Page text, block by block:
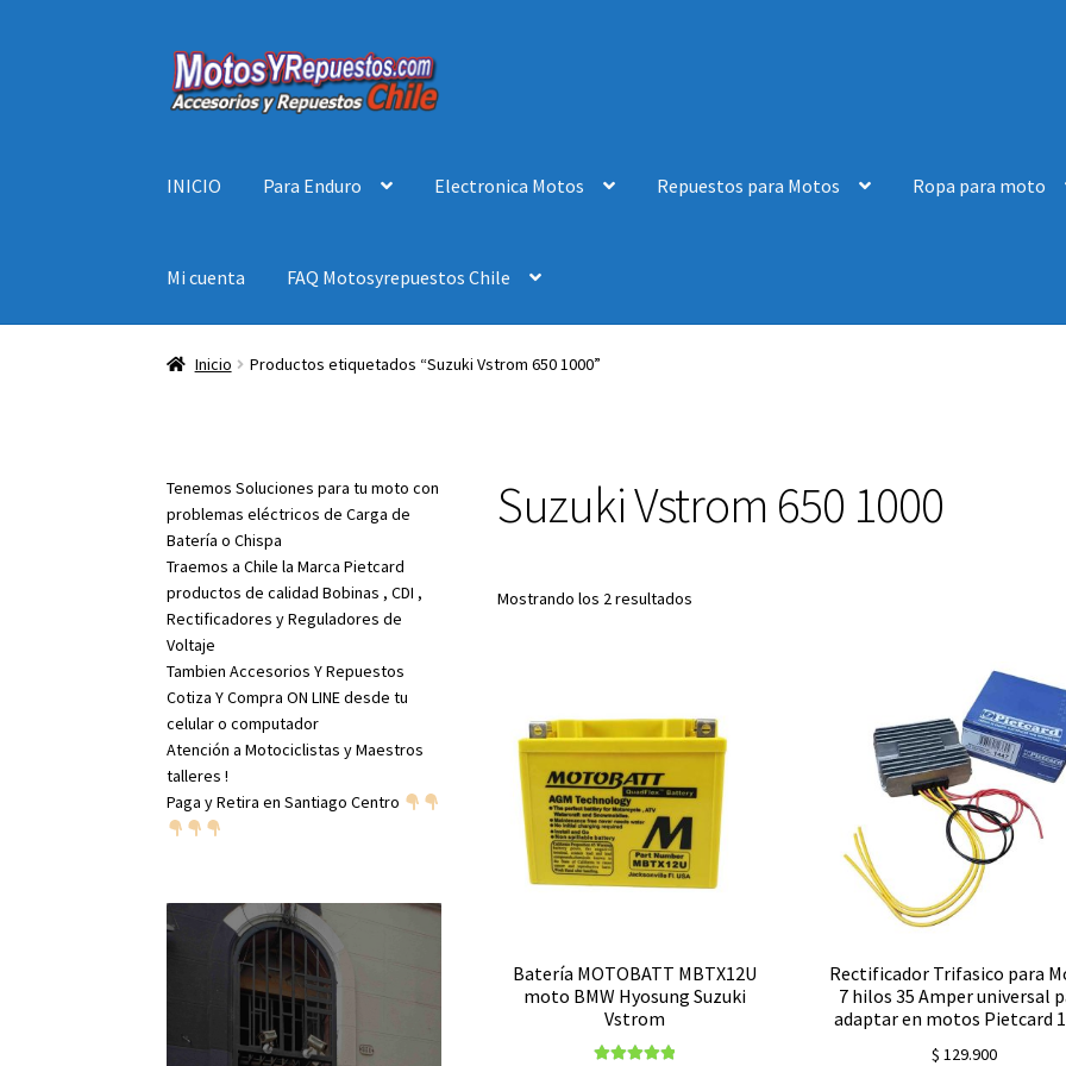
Ir
a
Ir
al
INICIO Para Enduro Electronica Motos Repuestos para Motos Ropa para moto
Mi cuenta FAQ Motosyrepuestos Chile
Inicio Productos etiquetados “Suzuki Vstrom 650 1000”
Suzuki Vstrom 650 1000
Mostrando los 2 resultados
Batería MOTOBATT MBTX12U
moto BMW Hyosung Suzuki
Vstrom
Rectificador Trifasico para
7 hilos 35 Amper universal
adaptar en motos Pietcard
$ 129.900
Tenemos Soluciones para tu moto con
problemas eléctricos de Carga de
Batería o Chispa
Traemos a Chile la Marca Pietcard
productos de calidad Bobinas , CDI ,
Rectificadores y Reguladores de
Voltaje
Tambien Accesorios Y Repuestos
Cotiza Y Compra ON LINE desde tu
celular o computador
Atención a Motociclistas y Maestros
talleres !
Paga y Retira en Santiago Centro